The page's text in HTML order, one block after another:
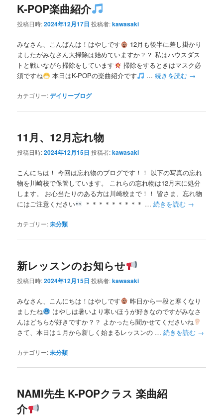
K-POP楽曲紹介
投稿日時:2024年12月17日 投稿者:kawasaki
みなさん、こんばんは！はやしです
12月も後半に差し掛かり
ましたがみなさん大掃除は始めていますか？？ 私はハウスダス
トと戦いながら掃除をしています
掃除をするときはマスク必
須ですね
本日はK-POPの楽曲紹介です … 続きを読む →
カテゴリー:デイリーブログ
11月、12月忘れ物
投稿日時:2024年12月15日 投稿者:kawasaki
こんにちは！ 今回は忘れ物のブログです！！ 以下の写真の忘れ
物を川崎校で保管しています。 これらの忘れ物は12月末に処分
します。 お心当たりのある方は川崎校まで！！ 皆さま、忘れ物
にはご注意ください
＊＊＊＊＊＊＊＊＊ … 続きを読む →
カテゴリー:未分類
新レッスンのお知らせ
投稿日時:2024年12月15日 投稿者:kawasaki
みなさん、こんにちは！はやしです
昨日から一段と寒くなり
ましたね
はやしは暑いより寒いほうが好きなのですがみなさ
んはどちらが好きですか？？ よかったら聞かせてくださいね
さて、本日は１月から新しく始まるレッスンの …続きを読む →
カテゴリー:未分類
NAMI先生 K-POPクラス 楽曲紹
介